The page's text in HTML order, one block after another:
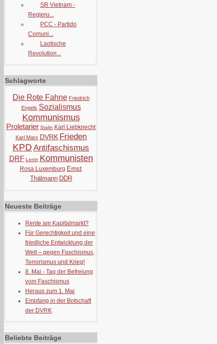
SR Vietnam -
Regieru...
PCC - Partido
Comuni...
Laotische
Revolution...
Schlagworte
Die Rote Fahne Friedrich
Engels Sozialismus
Kommunismus
Proletarier Stalin Karl Liebknecht
Karl Marx DVRK Frieden
KPD Antifaschismus
DRF Lenin Kommunisten
Rosa Luxemburg Ernst
Thälmann DDR
Neueste Beiträge
Rente am Kapitalmarkt?
Für Gerechtigkeit und eine
friedliche Entwicklung der
Welt – gegen Faschismus,
Terrorismus und Krieg!
8. Mai - Tag der Befreiung
vom Faschismus
Heraus zum 1. Mai
Empfang in der Botschaft
der DVRK
Beliebte Beiträge